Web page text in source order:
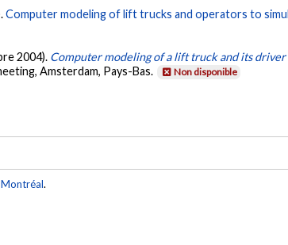
Computer modeling of lift trucks and operators to
2004). Computer modeling of a lift truck and its
Amsterdam, Pays-Bas.
Non disponible
.